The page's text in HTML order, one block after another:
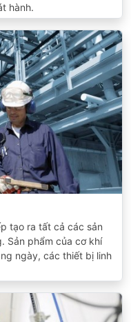
hành.
tạo ra tất cả các sản
Sản phẩm của cơ khí
ngày, các thiết bị linh